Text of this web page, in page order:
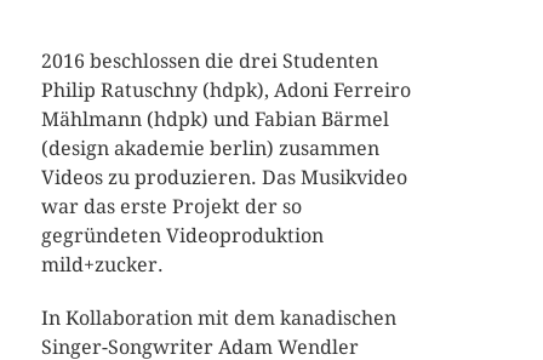
2016 beschlossen die drei Studenten
Philip Ratuschny (hdpk), Adoni Ferreiro
Mählmann (hdpk) und Fabian Bärmel
(design akademie berlin) zusammen
Videos zu produzieren. Das Musikvideo
war das erste Projekt der so
gegründeten Videoproduktion
mild+zucker.
In Kollaboration mit dem kanadischen
Singer-Songwriter Adam Wendler